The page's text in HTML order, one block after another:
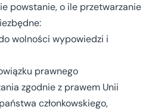
powstanie, o ile przetwarzanie
wolności wypowiedzi i
prawnego
zgodnie z prawem Unii
członkowskiego,